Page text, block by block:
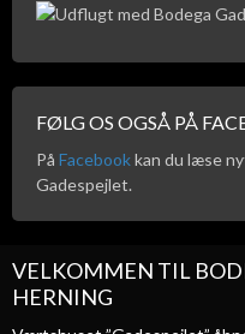
FØLG OS OGSÅ PÅ
På Facebookkan du læse
Gadespejlet.
VELKOMMEN TIL
HERNING